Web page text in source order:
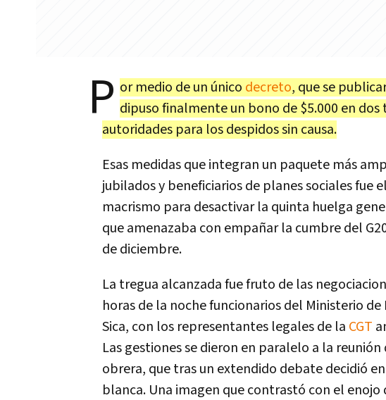
P or medio de un único decreto, que se
dipuso finalmente un bono de $5.000 en
autoridades para los despidos sin causa.
Esas medidas que integran un paquete más
jubilados y beneficiarios de planes sociales fue
macrismo para desactivar la quinta huelga
que amenazaba con empañar la cumbre del
de diciembre.
La tregua alcanzada fue fruto de las
horas de la noche funcionarios del Ministerio
Sica, con los representantes legales de la CGT
Las gestiones se dieron en paralelo a la
obrera, que tras un extendido debate decidió
blanca. Una imagen que contrastó con el enojo